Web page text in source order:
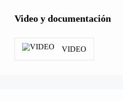
Video y documentación
VIDEO